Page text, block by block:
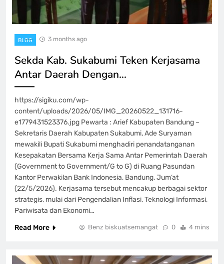
BLOG 3 months ago
Sekda Kab. Sukabumi Teken Kerjasama
Antar Daerah Dengan…
https://sigiku.com/wp-
content/uploads/2026/05/IMG_20260522_131716-
e1779431523376.jpg Pewarta : Arief Kabupaten Bandung –
Sekretaris Daerah Kabupaten Sukabumi, Ade Suryaman
mewakili Bupati Sukabumi menghadiri penandatanganan
Kesepakatan Bersama Kerja Sama Antar Pemerintah Daerah
(Government to Government/G to G) di Ruang Pasundan
Kantor Perwakilan Bank Indonesia, Bandung, Jum’at
(22/5/2026). Kerjasama tersebut mencakup berbagai sektor
strategis, mulai dari Pengendalian Inflasi, Teknologi Informasi,
Pariwisata dan Ekonomi…
Read More
Benz biskuatsemangat 0 4 mins